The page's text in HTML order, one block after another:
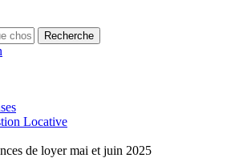
Recherche
Locative
de loyer mai et juin 2025